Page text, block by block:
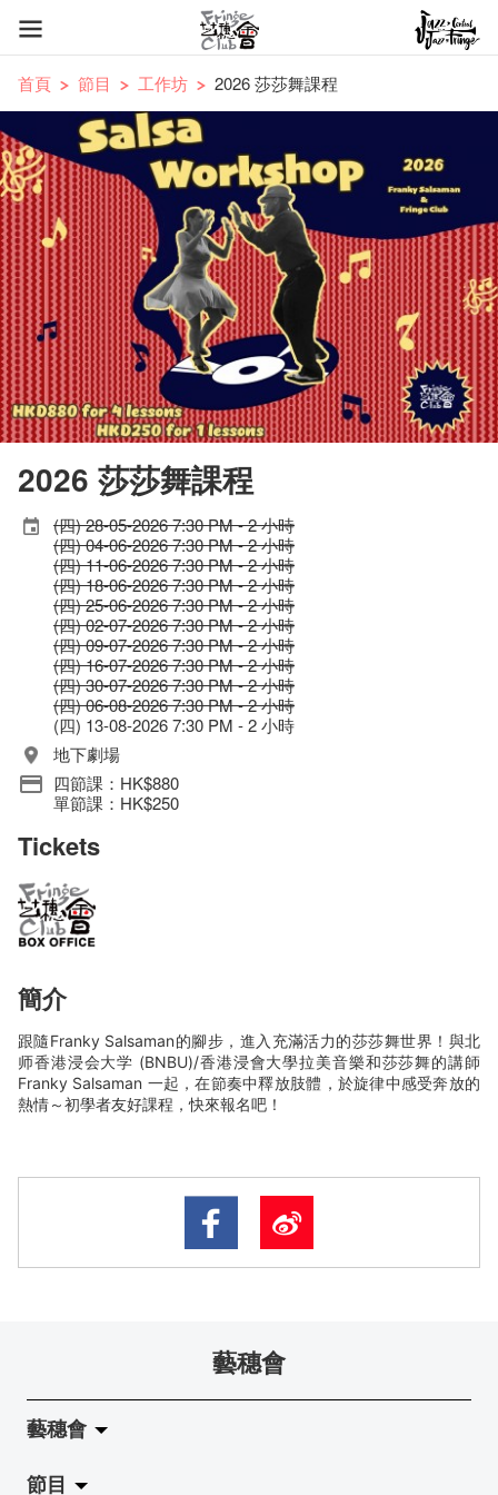
首頁 節目 工作坊 2026 莎莎舞課程
2026 莎莎舞課程
(四) 28-05-2026 7:30 PM - 2 小時
(四) 04-06-2026 7:30 PM - 2 小時
(四) 11-06-2026 7:30 PM - 2 小時
(四) 18-06-2026 7:30 PM - 2 小時
(四) 25-06-2026 7:30 PM - 2 小時
(四) 02-07-2026 7:30 PM - 2 小時
(四) 09-07-2026 7:30 PM - 2 小時
(四) 16-07-2026 7:30 PM - 2 小時
(四) 30-07-2026 7:30 PM - 2 小時
(四) 06-08-2026 7:30 PM - 2 小時
(四) 13-08-2026 7:30 PM - 2 小時
地下劇場
四節課：HK$880
單節課：HK$250
Tickets
簡介
跟隨Franky Salsaman的腳步，進入充滿活力的莎莎舞世界！與北
师香港浸会大学 (BNBU)/香港浸會大學拉美音樂和莎莎舞的講師
Franky Salsaman 一起，在節奏中釋放肢體，於旋律中感受奔放的
熱情～初學者友好課程，快來報名吧！
藝穗會
藝穗會
關於藝穗會
節目